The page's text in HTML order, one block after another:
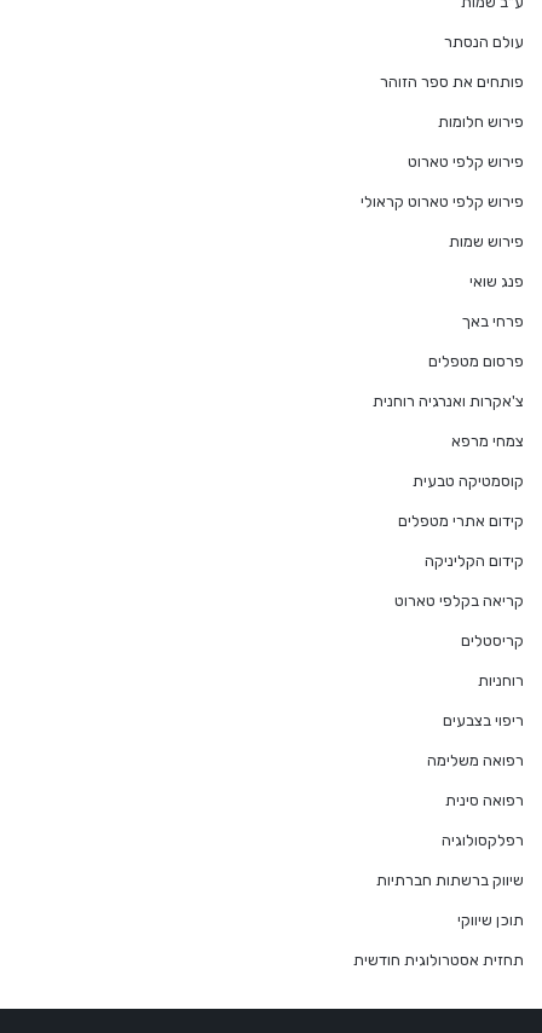
עולם הנסתר
פותחים את ספר הזוהר
פירוש חלומות
פירוש קלפי טארוט
פירוש קלפי טארוט קראולי
פירוש שמות
פנג שואי
פרחי באך
פרסום מטפלים
צ'אקרות ואנרגיה רוחנית
צמחי מרפא
קוסמטיקה טבעית
קידום אתרי מטפלים
קידום הקליניקה
קריאה בקלפי טארוט
קריסטלים
רוחניות
ריפוי בצבעים
רפואה משלימה
רפואה סינית
רפלקסולוגיה
שיווק ברשתות חברתיות
תוכן שיווקי
תחזית אסטרולוגית חודשית